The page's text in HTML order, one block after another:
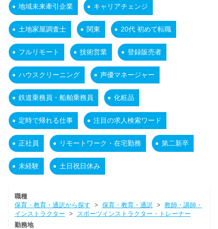
地域未来牽引企業 キャリアチェンジ
土地家屋調査士 関東 20代 初めて転職
フルリモート 技術営業 登録販売者
ハウスクリーニング 声優マネージャー
鉄道乗務員・船舶乗務員 化粧品
定時で帰れる仕事 注目の求人検索ワード
正社員 リモートワーク・在宅勤務 第二新卒
未経験 土日祝日休み
職種
保育・教育・通訳から探す > 保育・教育・通訳 > 教師・講師・
インストラクター > スポーツインストラクター・トレーナー
勤務地